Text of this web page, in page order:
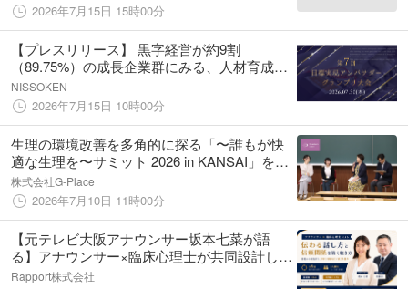
2026年7月15日 15時00分
【プレスリリース】 黒字経営が約9割
（89.75%）の成長企業群にみる、人材育成の
最新トレンド 中小企業経営者の5割が最重視
する能力は「困難に負けず、やり抜く力」
NISSOKEN
2026年7月15日 10時00分
生理の環境改善を多角的に探る「〜誰もが快
適な生理を〜サミット 2026 in KANSAI」を8
月4日（火）に京都で開催
株式会社G-Place
2026年7月10日 11時00分
【元テレビ大阪アナウンサー坂本七菜が語
る】アナウンサー×臨床心理士が共同設計した
異色のビジネススクール「Communication
Rapport株式会社